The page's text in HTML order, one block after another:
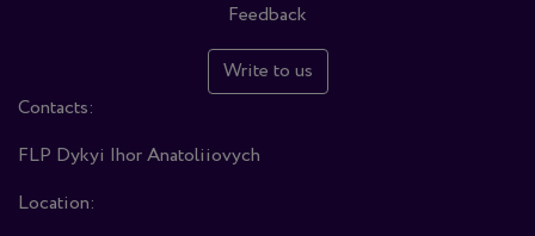
Feedback
Write to us
Contacts:
FLP Dykyi Ihor Anatoliiovych
Location: